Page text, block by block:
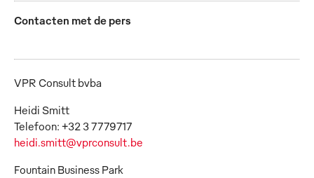
Contacten met de pers
VPR Consult bvba
Heidi Smitt
heidi.smitt@vprconsult.be
Fountain Business Park